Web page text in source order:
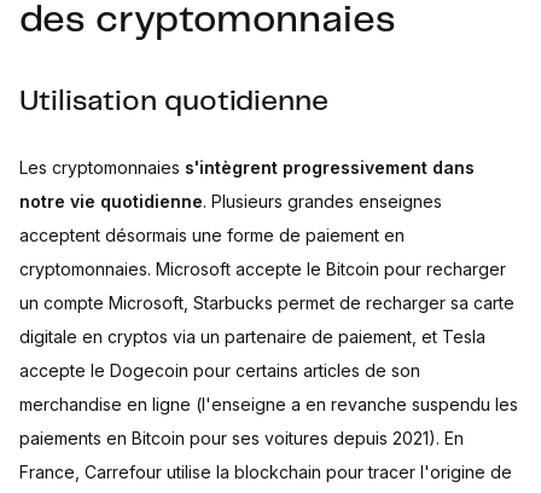
des cryptomonnaies
Utilisation quotidienne
Les cryptomonnaies s'intègrent progressivement dans
notre vie quotidienne. Plusieurs grandes enseignes
acceptent désormais une forme de paiement en
cryptomonnaies. Microsoft accepte le Bitcoin pour recharger
un compte Microsoft, Starbucks permet de recharger sa carte
digitale en cryptos via un partenaire de paiement, et Tesla
accepte le Dogecoin pour certains articles de son
merchandise en ligne (l'enseigne a en revanche suspendu les
paiements en Bitcoin pour ses voitures depuis 2021). En
France, Carrefour utilise la blockchain pour tracer l'origine de